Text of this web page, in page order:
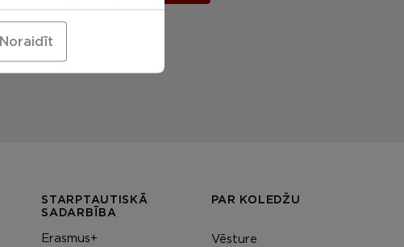
STARPTAUTISKĀ
SADARBĪBA
Erasmus+
PAR KOLEDŽU
Vēsture
Noraidīt